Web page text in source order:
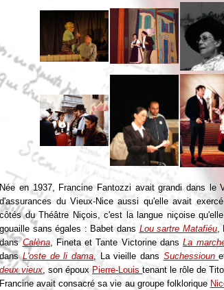
Née en 1937, Francine Fantozzi avait grandi dans le
d'assurances du Vieux-Nice aussi qu'elle avait
côtés du Théâtre Niçois, c'est la langue niçoise
gouaille sans égales : Babet dans Lou sartre Matafiéu,
dansCalèna, Fineta et Tante Victorine dansLa
dansL'oste de li dama, La vieille dans Suchessioun
deux vieux, son époux Pierre-Louis tenant le rôle de
Francine avait consacré sa vie au groupe folklorique